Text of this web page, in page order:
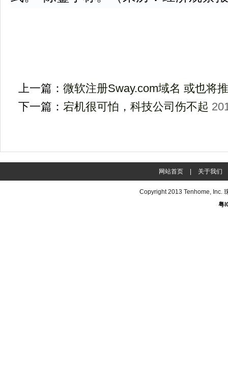
上一篇： 微软注册Sway.com域名 或也将
下一篇： 宕机很可怕，科技公司伤不起
网站首页 关于我们
Copyright 2013 Tenhome, Inc.
粤